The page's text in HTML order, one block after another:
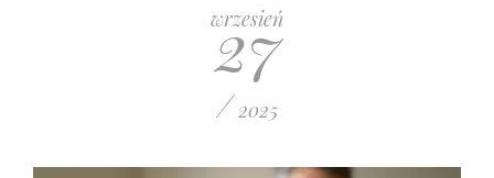
wrzesień
27
/ 2025